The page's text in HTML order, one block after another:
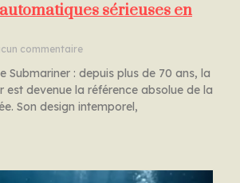
sérieuses en
commentaire
Submariner : depuis plus de 70 ans, la
est devenue la référence absolue de la
Son design intemporel,